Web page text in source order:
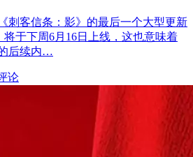
刺客信条：影》的最后一个大型更新
于下周6月16日上线，这也意味着
后续内…
论